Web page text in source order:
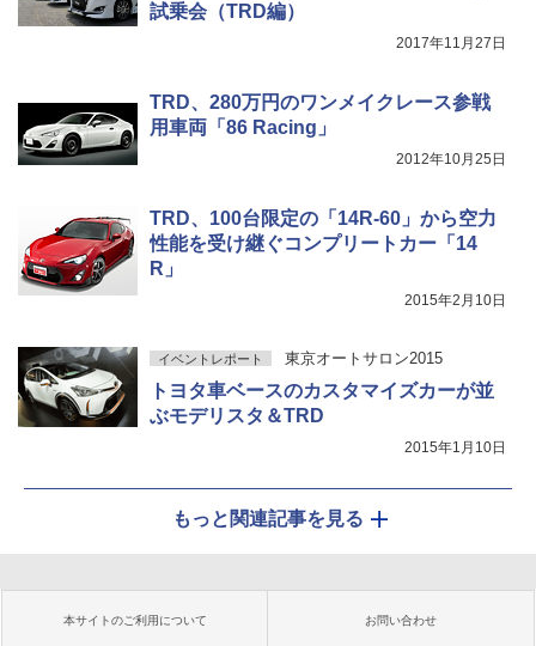
試乗会（TRD編）
2017年11月27日
TRD、280万円のワンメイクレース参戦
用車両「86 Racing」
2012年10月25日
TRD、100台限定の「14R-60」から空力
性能を受け継ぐコンプリートカー「14
R」
2015年2月10日
イベントレポート 東京オートサロン2015
トヨタ車ベースのカスタマイズカーが並
ぶモデリスタ＆TRD
2015年1月10日
もっと関連記事を見る
本サイトのご利用について お問い合わせ